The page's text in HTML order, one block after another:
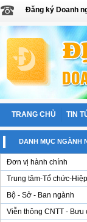
Đăng ký Doanh
TRANG CHỦ TIN
DANH MỤC NGÀNH
Đơn vị hành chính
Trung tâm-Tổ chức-
Bộ - Sở - Ban ngành
Viễn thông CNTT - Bưu